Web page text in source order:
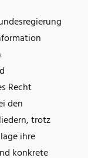
Recht
den
trotz
ihre
konkrete